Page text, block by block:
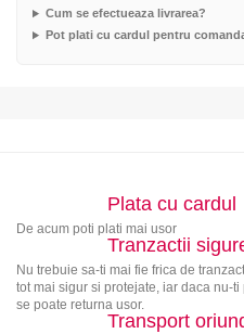
Cum se efectueaza livrarea?
Pot plati cu cardul pentru
Plata cu cardul
De acum poti plati mai usor
Tranzactii
Nu trebuie sa-ti mai fie frica de
tot mai sigur si protejate, iar daca nu-
se poate returna usor.
Transport